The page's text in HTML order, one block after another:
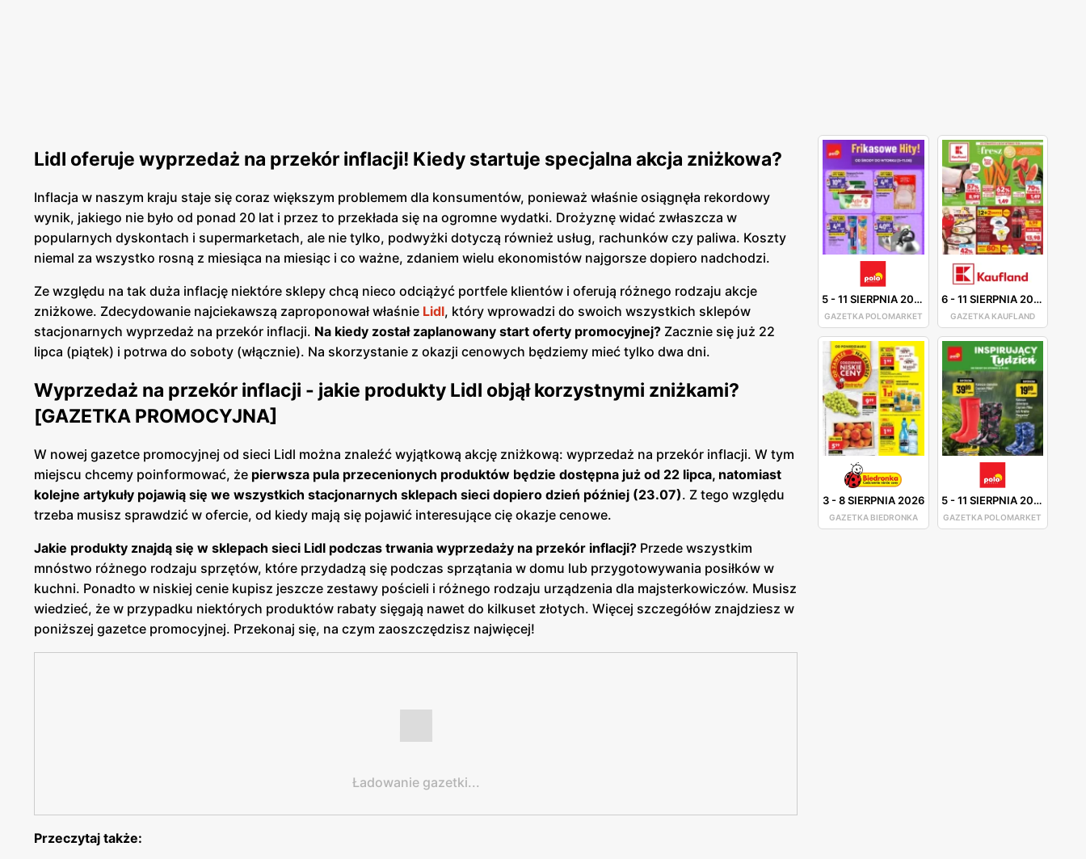
5-11 SIERPNIA 2026
GAZETKA POLOMARKET
6-11 SIERPNIA 2026
GAZETKA KAUFLAND
3-8 SIERPNIA 2026
GAZETKA BIEDRONKA
5-11 SIERPNIA 2026
GAZETKA POLOMARKET
Lidl oferuje wyprzedaż na przekór inflacji! Kiedy startuje specjalna akcja zniżkowa?
Inflacja w naszym kraju staje się coraz większym problemem dla konsumentów, ponieważ właśnie osiągnęła rekordowy
wynik, jakiego nie było od ponad 20 lat i przez to przekłada się na ogromne wydatki. Drożyznę widać zwłaszcza w
popularnych dyskontach i supermarketach, ale nie tylko, podwyżki dotyczą również usług, rachunków czy paliwa. Koszty
niemal za wszystko rosną z miesiąca na miesiąc i co ważne, zdaniem wielu ekonomistów najgorsze dopiero nadchodzi.
Ze względu na tak duża inflację niektóre sklepy chcą nieco odciążyć portfele klientów i oferują różnego rodzaju akcje
zniżkowe. Zdecydowanie najciekawszą zaproponował właśnie Lidl, który wprowadzi do swoich wszystkich sklepów
stacjonarnych wyprzedaż na przekór inflacji. Na kiedy został zaplanowany start oferty promocyjnej? Zacznie się już 22
lipca (piątek) i potrwa do soboty (włącznie). Na skorzystanie z okazji cenowych będziemy mieć tylko dwa dni.
Wyprzedaż na przekór inflacji - jakie produkty Lidl objął korzystnymi zniżkami?
[GAZETKA PROMOCYJNA]
W nowej gazetce promocyjnej od sieci Lidl można znaleźć wyjątkową akcję zniżkową: wyprzedaż na przekór inflacji. W tym
miejscu chcemy poinformować, że pierwsza pula przecenionych produktów będzie dostępna już od 22 lipca, natomiast
kolejne artykuły pojawią się we wszystkich stacjonarnych sklepach sieci dopiero dzień później (23.07). Z tego względu
trzeba musisz sprawdzić w ofercie, od kiedy mają się pojawić interesujące cię okazje cenowe.
Jakie produkty znajdą się w sklepach sieci Lidl podczas trwania wyprzedaży na przekór inflacji? Przede wszystkim
mnóstwo różnego rodzaju sprzętów, które przydadzą się podczas sprzątania w domu lub przygotowywania posiłków w
kuchni. Ponadto w niskiej cenie kupisz jeszcze zestawy pościeli i różnego rodzaju urządzenia dla majsterkowiczów. Musisz
wiedzieć, że w przypadku niektórych produktów rabaty sięgają nawet do kilkuset złotych. Więcej szczegółów znajdziesz w
poniższej gazetce promocyjnej. Przekonaj się, na czym zaoszczędzisz najwięcej!
Ładowanie gazetki...
Przeczytaj także: